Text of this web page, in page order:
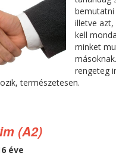
bemutatni
illetve
kell
minket
rengeteg
természetesen.
(A2)
éve